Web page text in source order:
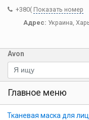
+380( Показать номер
Адрес: Украина,
Avon
Главное меню
Тканевая маска для